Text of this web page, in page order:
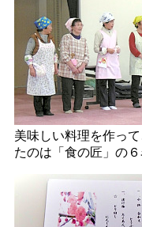
美味しい料理を作っ
たのは「食の匠」の